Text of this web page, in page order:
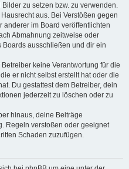
zu setzen bzw. zu verwenden.
aus. Bei Verstößen gegen
im Board veröffentlichten
Abmahnung zeitweise oder
ausschließen und dir ein
keine Verantwortung für die
er nicht selbst erstellt hat oder die
Du gestattest dem Betreiber, dein
jederzeit zu löschen oder zu
hinaus, deine Beiträge
Regeln verstoßen oder geeignet
Schaden zuzufügen.